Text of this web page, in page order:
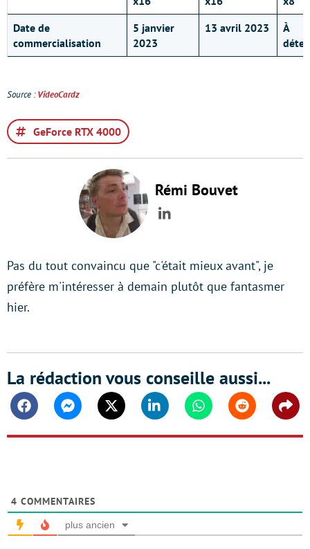
Date de
commercialisation
5 janvier
2023
13 avril 2023
À
Source :VideoCardz
GeForce RTX 4000
Rémi Bouvet
LinkedIn
Pas du tout convaincu que "c'était mieux avant", je
préfère m'intéresser à demain plutôt que fantasmer
hier.
La rédaction vous conseille aussi...
FacebookMessengerTwitter Linkedin WhatsappReddit
4 COMMENTAIRES
plus ancien